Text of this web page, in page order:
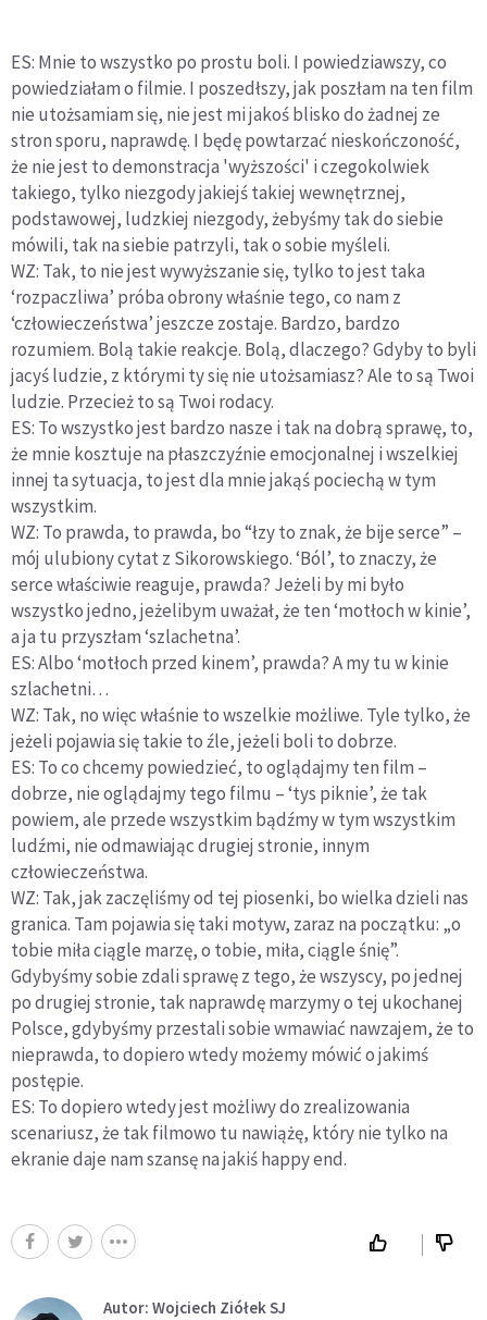
ES: Mnie to wszystko po prostu boli. I powiedziawszy, co
powiedziałam o filmie. I poszedłszy, jak poszłam na ten film
nie utożsamiam się, nie jest mi jakoś blisko do żadnej ze
stron sporu, naprawdę. I będę powtarzać nieskończoność,
że nie jest to demonstracja 'wyższości' i czegokolwiek
takiego, tylko niezgody jakiejś takiej wewnętrznej,
podstawowej, ludzkiej niezgody, żebyśmy tak do siebie
mówili, tak na siebie patrzyli, tak o sobie myśleli.
WZ: Tak, to nie jest wywyższanie się, tylko to jest taka
‘rozpaczliwa’ próba obrony właśnie tego, co nam z
‘człowieczeństwa’ jeszcze zostaje. Bardzo, bardzo
rozumiem. Bolą takie reakcje. Bolą, dlaczego? Gdyby to byli
jacyś ludzie, z którymi ty się nie utożsamiasz? Ale to są Twoi
ludzie. Przecież to są Twoi rodacy.
ES: To wszystko jest bardzo nasze i tak na dobrą sprawę, to,
że mnie kosztuje na płaszczyźnie emocjonalnej i wszelkiej
innej ta sytuacja, to jest dla mnie jakąś pociechą w tym
wszystkim.
WZ: To prawda, to prawda, bo “łzy to znak, że bije serce” –
mój ulubiony cytat z Sikorowskiego. ‘Ból’, to znaczy, że
serce właściwie reaguje, prawda? Jeżeli by mi było
wszystko jedno, jeżelibym uważał, że ten ‘motłoch w kinie’,
a ja tu przyszłam ‘szlachetna’.
ES: Albo ‘motłoch przed kinem’, prawda? A my tu w kinie
szlachetni…
WZ: Tak, no więc właśnie to wszelkie możliwe. Tyle tylko, że
jeżeli pojawia się takie to źle, jeżeli boli to dobrze.
ES: To co chcemy powiedzieć, to oglądajmy ten film –
dobrze, nie oglądajmy tego filmu – ‘tys piknie’, że tak
powiem, ale przede wszystkim bądźmy w tym wszystkim
ludźmi, nie odmawiając drugiej stronie, innym
człowieczeństwa.
WZ: Tak, jak zaczęliśmy od tej piosenki, bo wielka dzieli nas
granica. Tam pojawia się taki motyw, zaraz na początku: „o
tobie miła ciągle marzę, o tobie, miła, ciągle śnię”.
Gdybyśmy sobie zdali sprawę z tego, że wszyscy, po jednej
po drugiej stronie, tak naprawdę marzymy o tej ukochanej
Polsce, gdybyśmy przestali sobie wmawiać nawzajem, że to
nieprawda, to dopiero wtedy możemy mówić o jakimś
postępie.
ES: To dopiero wtedy jest możliwy do zrealizowania
scenariusz, że tak filmowo tu nawiążę, który nie tylko na
ekranie daje nam szansę na jakiś happy end.
Autor: Wojciech Ziółek SJ